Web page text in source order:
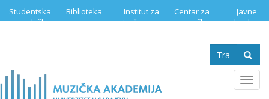
Studentska
služba
Biblioteka
Institut za
istraživanje
Centar za
muzičku
Javne
nabavke
Search
form